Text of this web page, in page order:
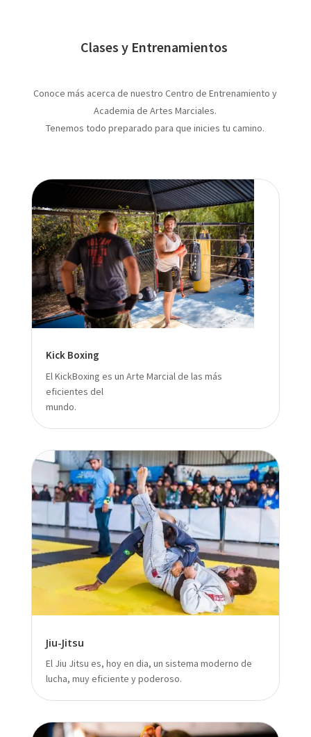
Clases y Entrenamientos
Conoce más acerca de nuestro Centro de Entrenamiento y
Academia de Artes Marciales.
Tenemos todo preparado para que inicies tu camino.
Kick Boxing
El KickBoxing es un Arte Marcial de las más
eficientes del
mundo.
Jiu-Jitsu
El Jiu Jitsu es, hoy en dia, un sistema moderno de
lucha, muy eficiente y poderoso.